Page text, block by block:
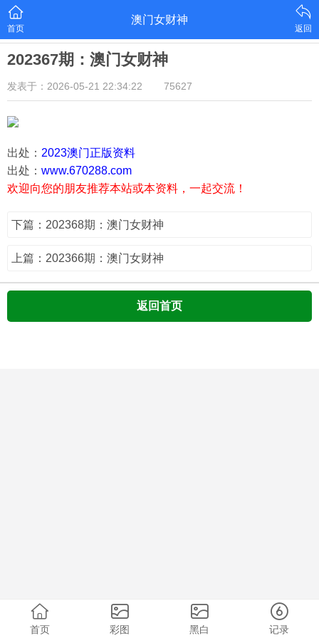
首页
澳门女财神
返回
202367期：澳门女财神
发表于：2026-05-21 22:34:22 75627
出处： 2023澳门正版资料
出处： www.670288.com
欢迎向您的朋友推荐本站或本资料，一起交流！
下篇：202368期：澳门女财神
上篇：202366期：澳门女财神
返回首页
首页 彩图 黑白 记录